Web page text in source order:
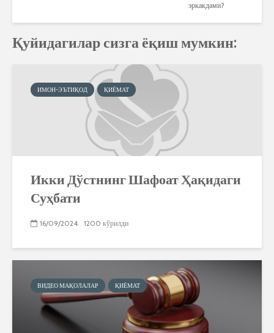
эркакдами?
Қуйидагилар сизга ёқиш мумкин:
ИМОН-ЭЪТИҚОД ҚИЁМАТ
Икки Дўстнинг Шафоат Ҳақидаги
Суҳбати
16/09/2024 1200 кўрилди
ВИДЕО МАҚОЛАЛАР ҚИЁМАТ